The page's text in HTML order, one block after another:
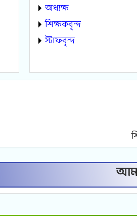
অধ্যক্ষ
শিক্ষকবৃন্দ
স্টাফবৃন্দ